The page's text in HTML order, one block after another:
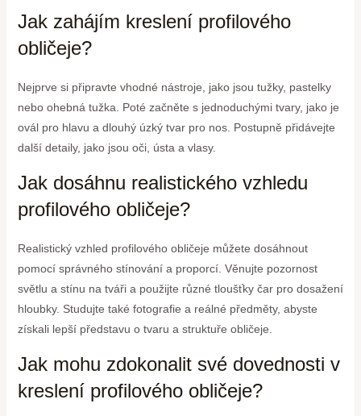
Jak zahájím kreslení profilového
obličeje?
Nejprve si připravte vhodné nástroje, jako jsou tužky, pastelky
nebo ohebná tužka. Poté začněte s jednoduchými tvary, jako je
ovál pro hlavu a dlouhý úzký tvar pro nos. Postupně přidávejte
další detaily, jako jsou oči, ústa a vlasy.
Jak dosáhnu realistického vzhledu
profilového obličeje?
Realistický vzhled profilového obličeje můžete dosáhnout
pomocí správného stínování a proporcí. Věnujte pozornost
světlu a stínu na tváři a použijte různé tloušťky čar pro dosažení
hloubky. Studujte také fotografie a reálné předměty, abyste
získali lepší představu o tvaru a struktuře obličeje.
Jak mohu zdokonalit své dovednosti v
kreslení profilového obličeje?